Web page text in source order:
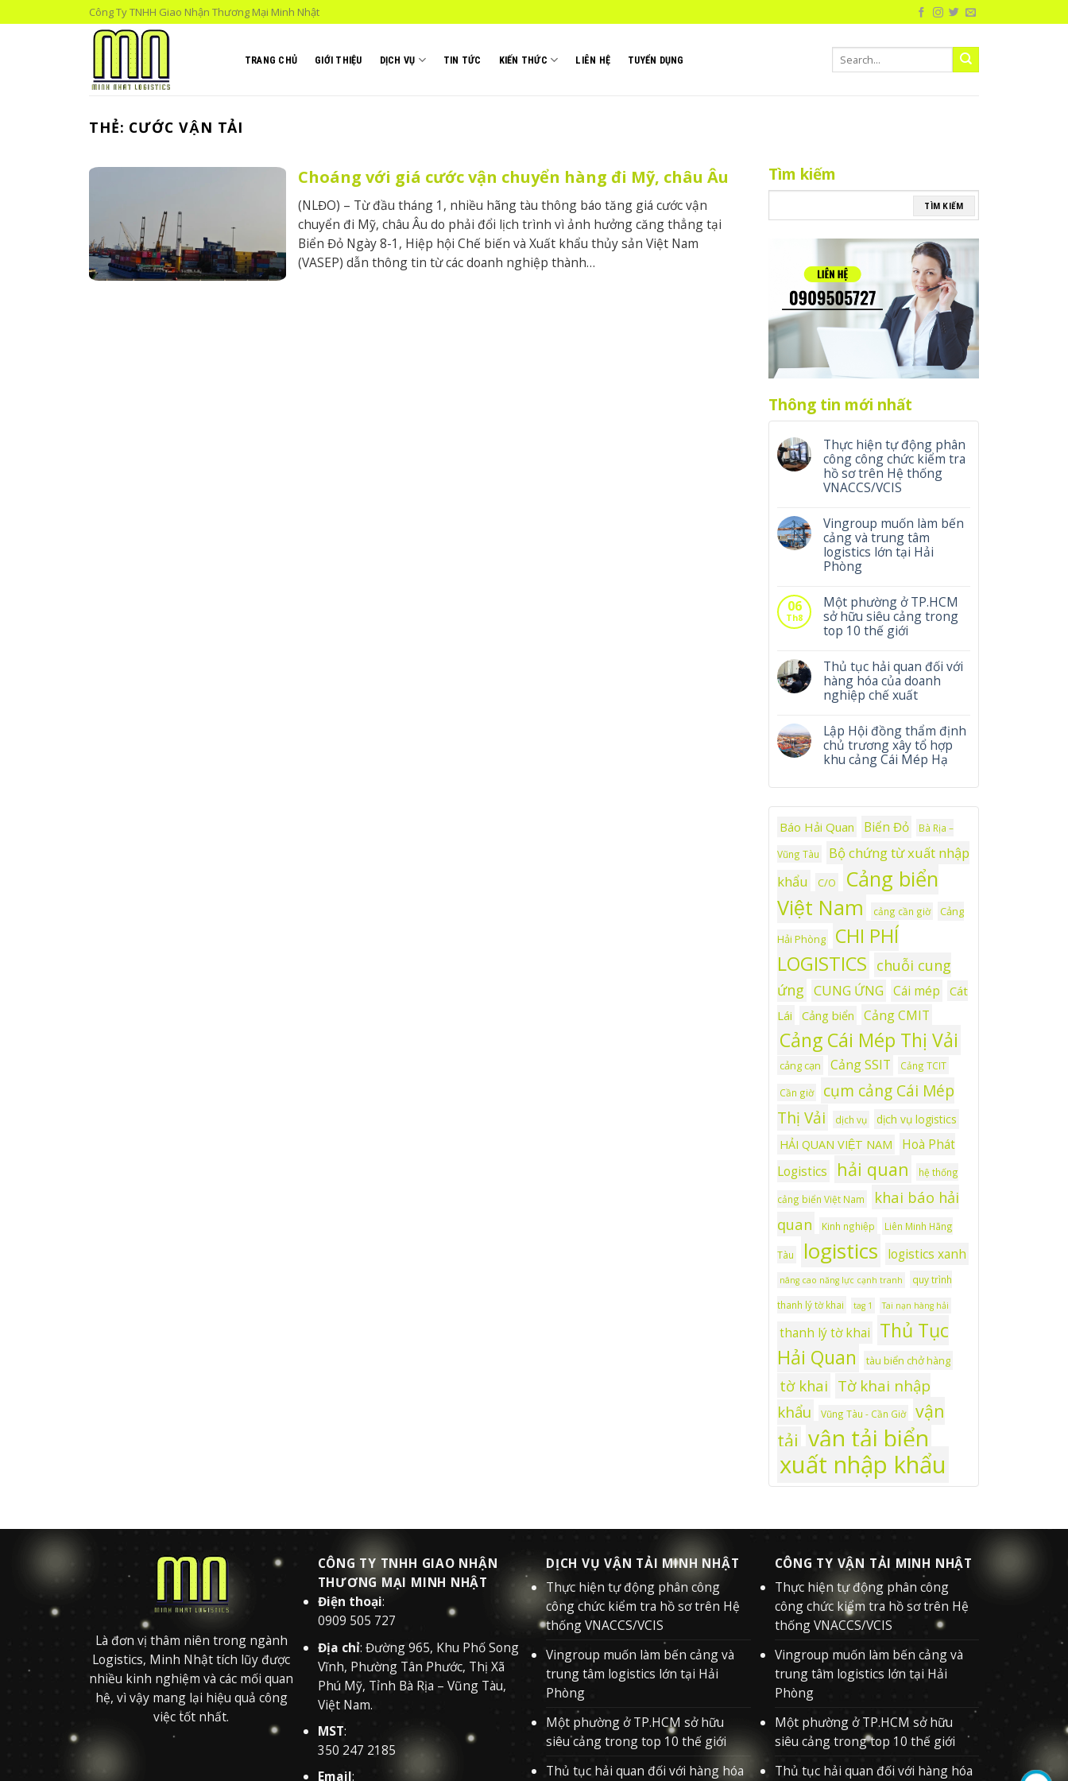
to
Công Ty TNHH Giao Nhận Thương Mại Minh Nhật
TRANG CHỦ GIỚI THIỆU DỊCH VỤ TIN TỨC KIẾN THỨC LIÊN HỆ TUYỂN DỤNG
THẺ: CƯỚC VẬN TẢI
Choáng với giá cước vận chuyển hàng đi Mỹ, châu Âu
(NLĐO) – Từ đầu tháng 1, nhiều hãng tàu thông báo tăng giá cước vận
chuyển đi Mỹ, châu Âu do phải đổi lịch trình vì ảnh hưởng căng thẳng tại
Biển Đỏ Ngày 8-1, Hiệp hội Chế biến và Xuất khẩu thủy sản Việt Nam
(VASEP) dẫn thông tin từ các doanh nghiệp thành…
Tìm kiếm
TÌM KIẾM
Thông tin mới nhất
Thực hiện tự động phân
công công chức kiểm tra
hồ sơ trên Hệ thống
VNACCS/VCIS
Vingroup muốn làm bến
cảng và trung tâm
logistics lớn tại Hải
Phòng
06
Th8
Một phường ở TP.HCM
sở hữu siêu cảng trong
top 10 thế giới
Thủ tục hải quan đối với
hàng hóa của doanh
nghiệp chế xuất
Lập Hội đồng thẩm định
chủ trương xây tổ hợp
khu cảng Cái Mép Hạ
Báo Hải Quan Biển Đỏ Bà Rịa –
Vũng Tàu
Bộ chứng từ xuất nhập
khẩu
C/O
Cảng biển
Việt Nam
cảng cần giờ
Cảng
Hải Phòng
CHI PHÍ
LOGISTICS chuỗi cung
ứng CUNG ỨNG Cái mép
Cát
Lái
Cảng biển Cảng CMIT
Cảng Cái Mép Thị Vải
cảng cạn Cảng SSIT Cảng TCIT
Cần giờ
cụm cảng Cái Mép
Thị Vải
dịch vụ
dịch vụ logistics
HẢI QUAN VIỆT NAM
Hoà Phát
Logistics
hải quan hệ thống
cảng biển Việt Nam
khai báo hải
quan
Kinh nghiệp Liên Minh Hãng
Tàu logistics logistics xanh
nâng cao năng lực cạnh tranh
quy trình
thanh lý tờ khai
tag 1 Tai nạn hàng hải
thanh lý tờ khai
Thủ Tục
Hải Quan
tàu biển chở hàng
tờ khai Tờ khai nhập
khẩu
Vũng Tàu - Cần Giờ
vận
tải vận tải biển
xuất nhập khẩu
Là đơn vị thâm niên trong ngành
Logistics, Minh Nhật tích lũy được
nhiều kinh nghiệm và các mối quan
hệ, vì vậy mang lại hiệu quả công
việc tốt nhất.
CÔNG TY TNHH GIAO NHẬN
THƯƠNG MẠI MINH NHẬT
Điện thoại:
0909 505 727
Địa chỉ: Đường 965, Khu Phố Song
Vĩnh, Phường Tân Phước, Thị Xã
Phú Mỹ, Tỉnh Bà Rịa – Vũng Tàu,
Việt Nam.
MST:
350 247 2185
Email:
DỊCH VỤ VẬN TẢI MINH NHẬT
Thực hiện tự động phân công
công chức kiểm tra hồ sơ trên Hệ
thống VNACCS/VCIS
Vingroup muốn làm bến cảng và
trung tâm logistics lớn tại Hải
Phòng
Một phường ở TP.HCM sở hữu
siêu cảng trong top 10 thế giới
Thủ tục hải quan đối với hàng hóa
CÔNG TY VẬN TẢI MINH NHẬT
Thực hiện tự động phân công
công chức kiểm tra hồ sơ trên Hệ
thống VNACCS/VCIS
Vingroup muốn làm bến cảng và
trung tâm logistics lớn tại Hải
Phòng
Một phường ở TP.HCM sở hữu
siêu cảng trong top 10 thế giới
Thủ tục hải quan đối với hàng hóa